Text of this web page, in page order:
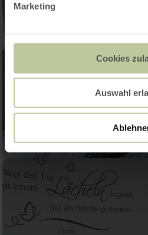
Marketing
Cookies
Auswahl